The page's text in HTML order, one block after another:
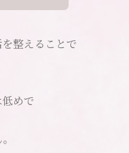
整えることで
低めで